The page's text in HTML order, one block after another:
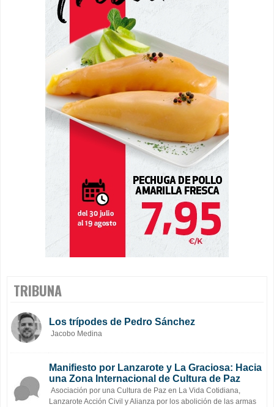
TRIBUNA
Los trípodes de Pedro Sánchez
Jacobo Medina
Manifiesto por Lanzarote y La Graciosa: Hacia
una Zona Internacional de Cultura de Paz
Asociación por una Cultura de Paz en La Vida Cotidiana,
Lanzarote Acción Civil y Alianza por los abolición de las armas